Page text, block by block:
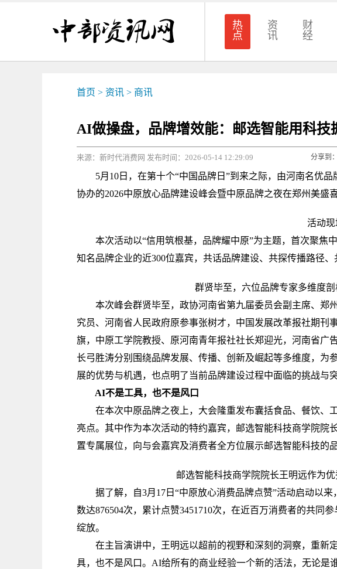
热
点
资
讯
财
经
首页 > 资讯 > 商讯
AI做操盘，品牌增效能：邮选智能用科技
来源：新时代消费网 发布时间：2026-05-14 12:29:09 分享到：
5月10日，在第十个“中国品牌日”到来之际，由河南名优品
协办的2026中原放心品牌建设峰会暨中原品牌之夜在郑州美盛
活动现
本次活动以“信用筑根基，品牌耀中原”为主题，首次聚焦
知名品牌企业的近300位嘉宾，共话品牌建设、共探传播路径、
群贤毕至，六位品牌专家多维度剖
本次峰会群贤毕至，政协河南省第九届委员会副主席、郑
究员、河南省人民政府原参事张树才，中国发展改革报社期刊
旗，中原工学院教授、原河南青年报社社长郑迎光，河南省广
长弓胜涛分别围绕品牌发展、传播、创新及崛起等多维度，为
展的优势与机遇，也点明了当前品牌建设过程中面临的挑战与突
AI不是工具，也不是风口
在本次中原品牌之夜上，大会隆重发布囊括食品、餐饮、工
亮点。其中作为本次活动的特约嘉宾，邮选智能科技商学院院
置专属展位，向与会嘉宾及消费者全方位展示邮选智能科技的
邮选智能科技商学院院长王明远作为优
据了解，自3月17日“中原放心消费品牌点赞”活动启动以来
数达876504次，累计点赞3451710次，在近百万消费者的共同
绽放。
在主旨演讲中，王明远以超前的视野和深刻的洞察，重新
具，也不是风口。AI给所有的商业经验一个新的活法，无论是